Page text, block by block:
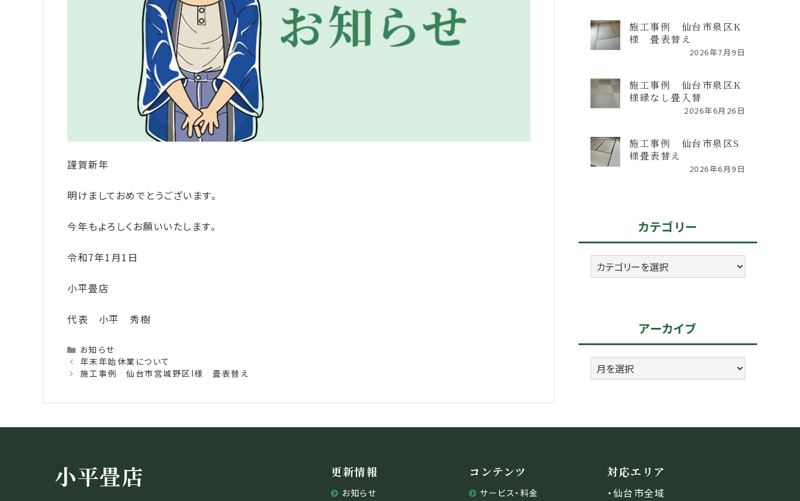
謹賀新年
明けましておめでとうございます。
今年もよろしくお願いいたします。
令和7年1月1日
小平畳店
代表 小平 秀樹
Categories
お知らせ
年末年始休業について
施工事例 仙台市宮城野区I様 畳表替え
施工事例 仙台市泉区K
様 畳表替え
2026年7月9日
施工事例 仙台市泉区K
様縁なし畳入替
2026年6月26日
施工事例 仙台市泉区S
様畳表替え
2026年6月9日
カテゴリー
カ
テ
アーカイブ
ア
ー
ブ
小平畳店 更新情報
お知らせ
コンテンツ
サービス・料金
対応エリア
・仙台市全域